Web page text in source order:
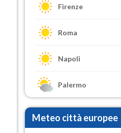
Firenze
Roma
Napoli
Palermo
Meteo città europee